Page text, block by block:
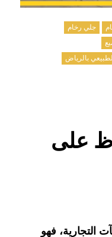
جلي رخام
بالرياض
على
التجارية، فهو